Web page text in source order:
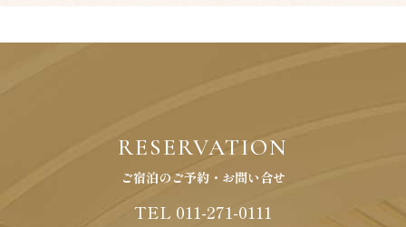
RESERVATION
ご宿泊のご予約・お問い合せ
TEL 011-271-0111